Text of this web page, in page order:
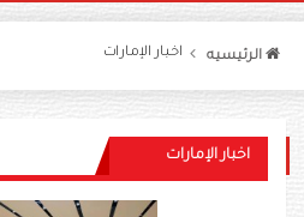
الرئيسيه اخبار الإمارات
اخبار الإمارات